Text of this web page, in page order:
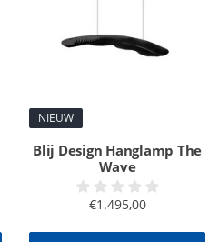
NIEUW
Blij Design Hanglamp The
Wave
€1.495,00